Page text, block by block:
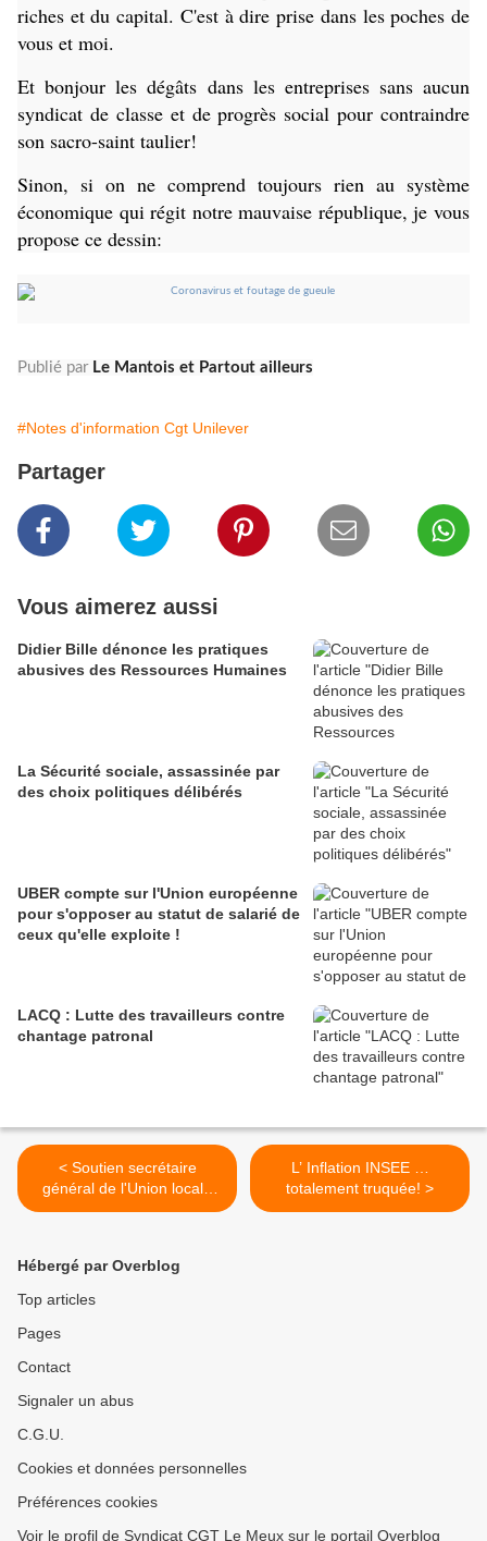
riches et du capital. C'est à dire prise dans les poches de
vous et moi.
Et bonjour les dégâts dans les entreprises sans aucun
syndicat de classe et de progrès social pour contraindre
son sacro-saint taulier!
Sinon, si on ne comprend toujours rien au système
économique qui régit notre mauvaise république, je vous
propose ce dessin:
Publié par Le Mantois et Partout ailleurs
#Notes d'information Cgt Unilever
Partager
Vous aimerez aussi
Didier Bille dénonce les pratiques
abusives des Ressources Humaines
La Sécurité sociale, assassinée par
des choix politiques délibérés
UBER compte sur l'Union européenne
pour s'opposer au statut de salarié de
ceux qu'elle exploite !
LACQ : Lutte des travailleurs contre
chantage patronal
< Soutien secrétaire
général de l'Union locale
CGT Compiègne
L’ Inflation INSEE …
totalement truquée! >
Hébergé par Overblog
Top articles
Pages
Contact
Signaler un abus
C.G.U.
Cookies et données personnelles
Préférences cookies
Voir le profil de Syndicat CGT Le Meux sur le portail Overblog